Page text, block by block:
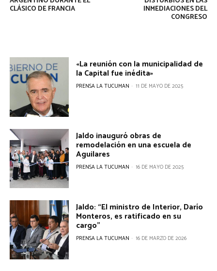
CLÁSICO DE FRANCIA INMEDIACIONES DEL
CONGRESO
«La reunión con la municipalidad de
la Capital fue inédita»
PRENSA LA TUCUMAN - 11 DE MAYO DE 2025
Jaldo inauguró obras de
remodelación en una escuela de
Aguilares
PRENSA LA TUCUMAN - 16 DE MAYO DE 2025
Jaldo: “El ministro de Interior, Darío
Monteros, es ratificado en su
cargo”
PRENSA LA TUCUMAN - 16 DE MARZO DE 2026